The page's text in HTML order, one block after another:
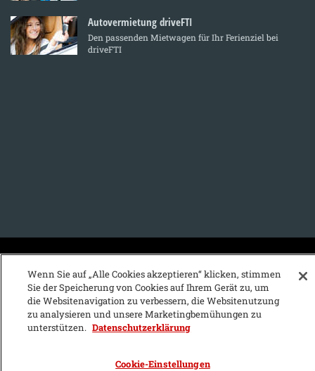
Autovermietung driveFTI
Den passenden Mietwagen für Ihr Ferienziel bei
driveFTI
A B C D E F G H I
K
L M N O P Q R S
Wenn Sie auf „Alle Cookies akzeptieren“ klicken, stimmen
Sie der Speicherung von Cookies auf Ihrem Gerät zu, um
die Websitenavigation zu verbessern, die Websitenutzung
zu analysieren und unsere Marketingbemühungen zu
unterstützen. Datenschutzerklärung
Cookie-Einstellungen